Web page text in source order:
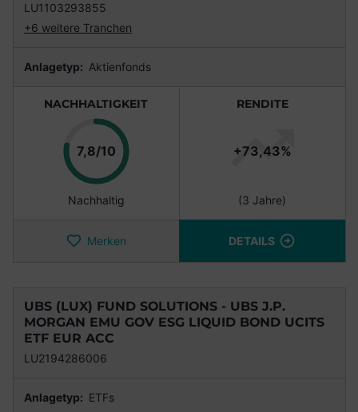
LU1103293855
+6 weitere Tranchen
Anlagetyp: Aktienfonds
NACHHALTIGKEIT
7,8/10Punkte
Nachhaltig
RENDITE
+73,43%
(3 Jahre)
Merken DETAILS
UBS (LUX) FUND SOLUTIONS - UBS J.P.
MORGAN EMU GOV ESG LIQUID BOND UCITS
ETF EUR ACC
LU2194286006
Anlagetyp: ETFs